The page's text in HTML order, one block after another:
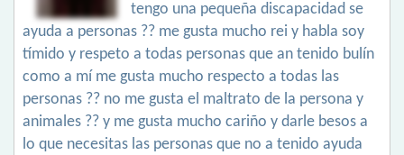
tengo una pequeña discapacidad se
ayuda a personas ?? me gusta mucho rei y habla soy
tímido y respeto a todas personas que an tenido bulín
como a mí me gusta mucho respecto a todas las
personas ?? no me gusta el maltrato de la persona y
animales ?? y me gusta mucho cariño y darle besos a
lo que necesitas las personas que no a tenido ayuda